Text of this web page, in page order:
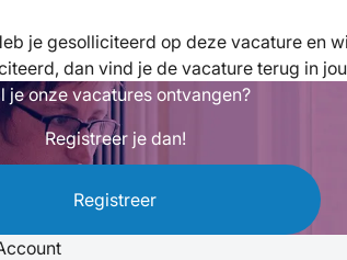
je gesolliciteerd op deze vacature en
dan vind je de vacature terug in
je onze vacatures ontvangen?
Registreer je dan!
Registreer